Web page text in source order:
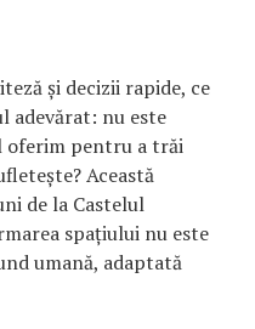
și decizii rapide, ce
adevărat: nu este
oferim pentru a trăi
Această
de la Castelul
spațiului nu este
umană, adaptată